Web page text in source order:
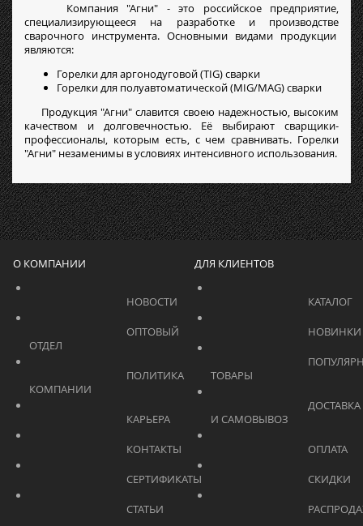
Компания "Агни" - это российское предприятие,
специализирующееся на разработке и производстве
сварочного инструмента. Основными видами продукции
являются:
Горелки для аргонодуговой (TIG) сварки
Горелки для полуавтоматической (MIG/MAG) сварки
Продукция "Агни" славится своею надежностью, высоким
качеством и долговечностью. Её выбирают сварщики-
профессионалы, которым есть, с чем сравнивать. Горелки
"Агни" незаменимы в условиях интенсивного использования.
О КОМПАНИИ
			    		КАРЬЕРА
ДЛЯ КЛИЕНТОВ